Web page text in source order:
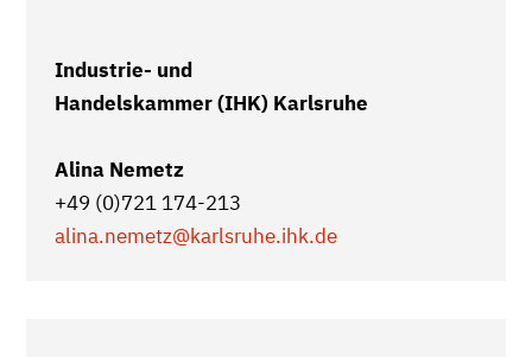
Industrie- und
Handelskammer (IHK) Karlsruhe
Alina Nemetz
+49 (0)721 174-213
alina.nemetz@karlsruhe.ihk.de